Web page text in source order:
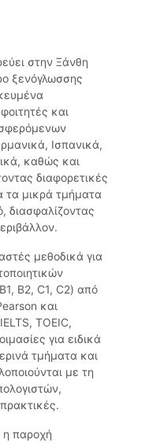
στην Ξάνθη
ξενόγλωσσης
και
Ισπανικά,
καθώς και
διαφορετικές
τα μικρά τμήματα
διασφαλίζοντας
μεθοδικά για
Β2, C1, C2) από
και
TOEIC,
για ειδικά
τμήματα και
με τη
η παροχή